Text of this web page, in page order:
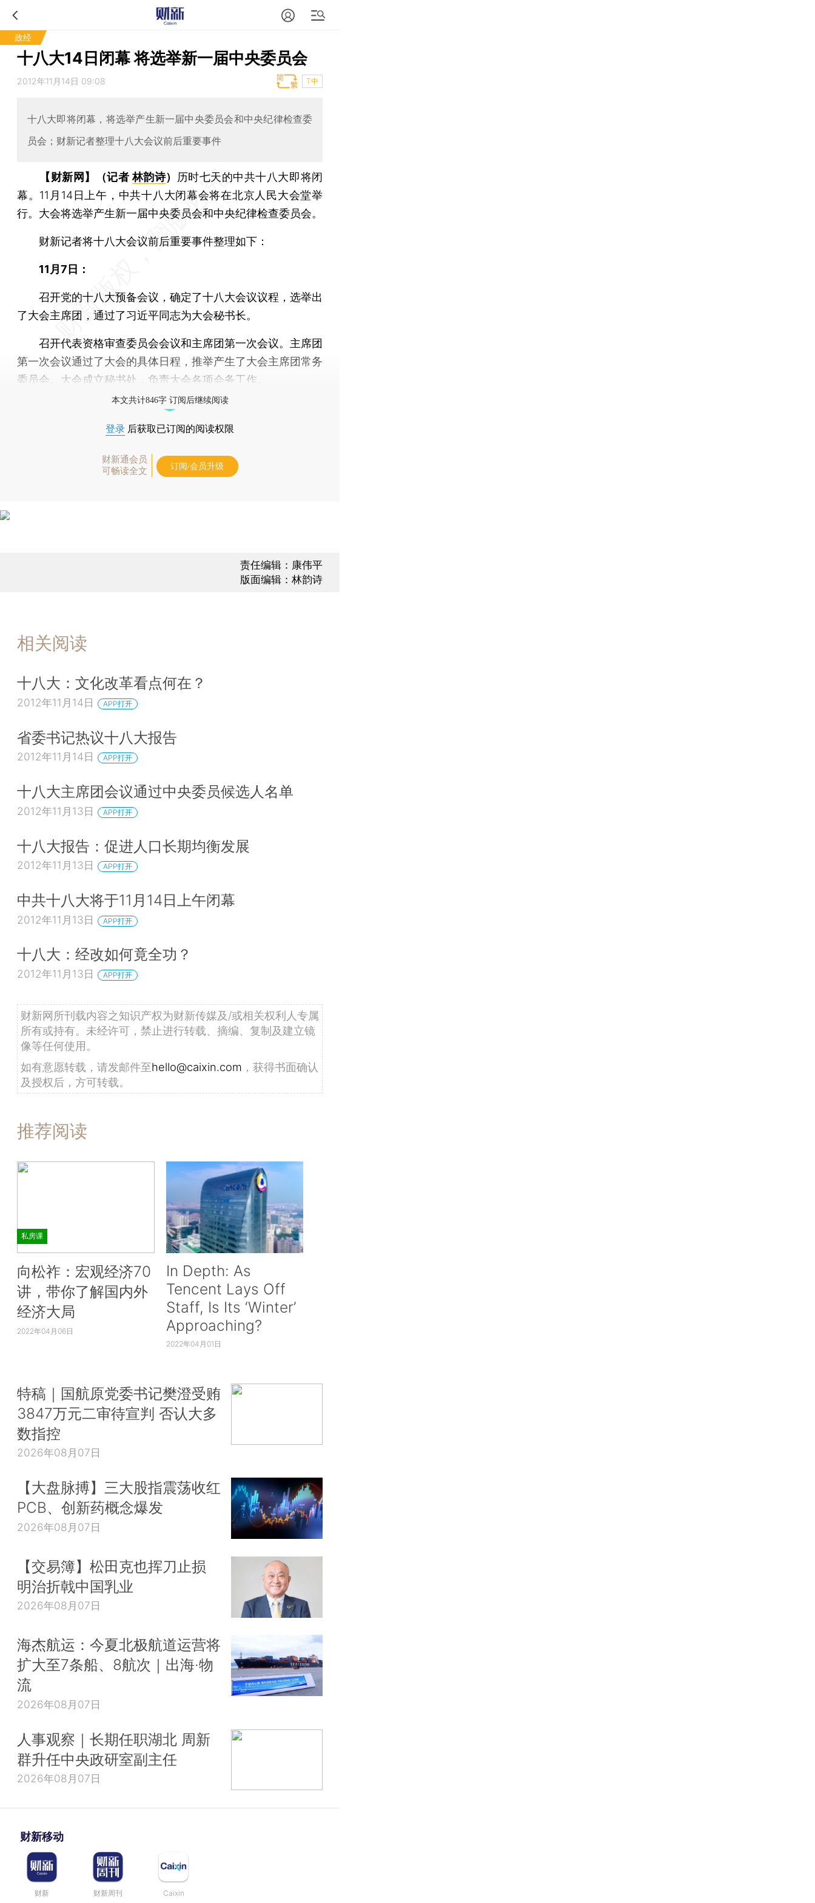
政经
十八大14日闭幕 将选举新一届中央委员会
2012年11月14日 09:08 T中
十八大即将闭幕，将选举产生新一届中央委员会和中央纪律检查委
员会；财新记者整理十八大会议前后重要事件
【财新网】（记者林韵诗）
历时七天的中共十八大即将闭
幕。11月14日上午，中共十八大闭幕会将在北京人民大会堂举
行。大会将选举产生新一届中央委员会和中央纪律检查委员会。
财新记者将十八大会议前后重要事件整理如下：
11月7日：
召开党的十八大预备会议，确定了十八大会议议程，选举出
了大会主席团，通过了习近平同志为大会秘书长。
召开代表资格审查委员会会议和主席团第一次会议。主席团
第一次会议通过了大会的具体日程，推举产生了大会主席团常务
委员会。大会成立秘书处，负责大会各项会务工作。
本文共计846字 订阅后继续阅读
登录 后获取已订阅的阅读权限
财新通会员
可畅读全文
订阅/会员升级
责任编辑：康伟平
版面编辑：林韵诗
相关阅读
十八大：文化改革看点何在？
2012年11月14日 APP打开
省委书记热议十八大报告
2012年11月14日 APP打开
十八大主席团会议通过中央委员候选人名单
2012年11月13日 APP打开
十八大报告：促进人口长期均衡发展
2012年11月13日 APP打开
中共十八大将于11月14日上午闭幕
2012年11月13日 APP打开
十八大：经改如何竟全功？
2012年11月13日 APP打开
财新网所刊载内容之知识产权为财新传媒及/或相关权利人专属
所有或持有。未经许可，禁止进行转载、摘编、复制及建立镜
像等任何使用。
如有意愿转载，请发邮件至hello@caixin.com ，获得书面确认
及授权后，方可转载。
推荐阅读
私房课
向松祚：宏观经济70
讲，带你了解国内外
经济大局
2022年04月06日
In Depth: As
Tencent Lays Off
Staff, Is Its ‘Winter’
Approaching?
2022年04月01日
特稿｜国航原党委书记樊澄受贿
3847万元二审待宣判 否认大多
数指控
2026年08月07日
【大盘脉搏】三大股指震荡收红
PCB、创新药概念爆发
2026年08月07日
【交易簿】松田克也挥刀止损
明治折戟中国乳业
2026年08月07日
海杰航运：今夏北极航道运营将
扩大至7条船、8航次｜出海·物
流
2026年08月07日
人事观察｜长期任职湖北 周新
群升任中央政研室副主任
2026年08月07日
财新移动
财新 财新周刊 Caixin